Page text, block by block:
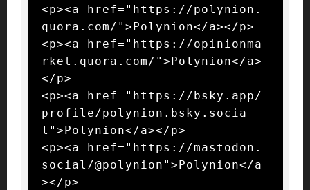
<p><a href="https://polynion.
quora.com/">Polynion</a></p>
<p><a href="https://opinionma
rket.quora.com/">Polynion</a>
</p>
<p><a href="https://bsky.app/
profile/polynion.bsky.socia
l">Polynion</a></p>
<p><a href="https://mastodon.
social/@polynion">Polynion</a
></p>